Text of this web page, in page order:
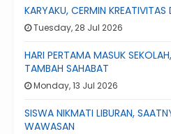
KARYAKU, CERMIN KREATIVITAS
Tuesday, 28 Jul 2026
HARI PERTAMA MASUK
TAMBAH SAHABAT
Monday, 13 Jul 2026
SISWA NIKMATI LIBURAN,
WAWASAN